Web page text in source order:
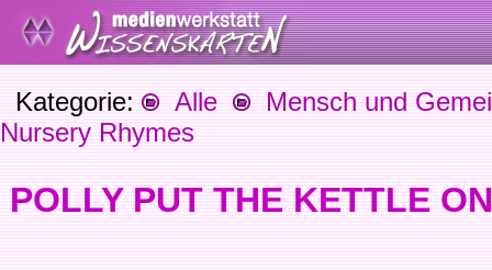
Kategorie: Alle
Mensch und
Nursery Rhymes
POLLY PUT THE KETTLE ON